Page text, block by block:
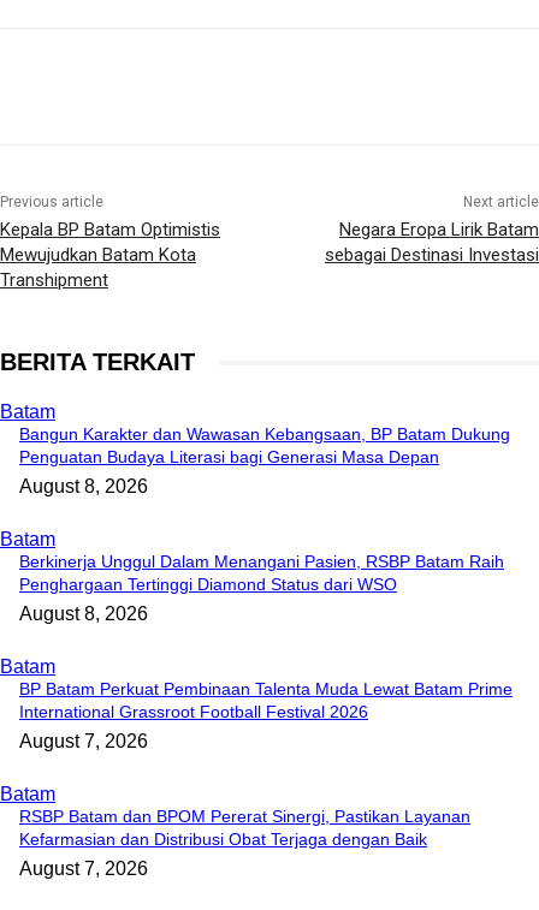
Previous article
Kepala BP Batam Optimistis
Mewujudkan Batam Kota
Transhipment
Next article
Negara Eropa Lirik Batam
sebagai Destinasi Investasi
BERITA TERKAIT
Batam
Bangun Karakter dan Wawasan Kebangsaan, BP Batam Dukung
Penguatan Budaya Literasi bagi Generasi Masa Depan
August 8, 2026
Batam
Berkinerja Unggul Dalam Menangani Pasien, RSBP Batam Raih
Penghargaan Tertinggi Diamond Status dari WSO
August 8, 2026
Batam
BP Batam Perkuat Pembinaan Talenta Muda Lewat Batam Prime
International Grassroot Football Festival 2026
August 7, 2026
Batam
RSBP Batam dan BPOM Pererat Sinergi, Pastikan Layanan
Kefarmasian dan Distribusi Obat Terjaga dengan Baik
August 7, 2026